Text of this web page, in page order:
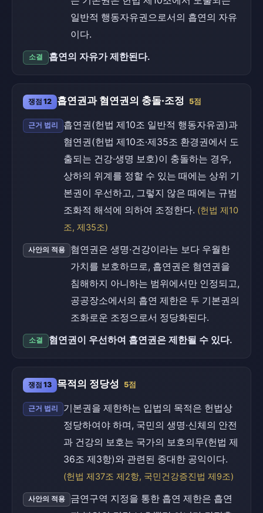
일반적 행동자유권으로서의 흡연의 자유
이다.
소결 흡연의 자유가 제한된다.
쟁점 12 흡연권과 혐연권의 충돌·조정 5점
근거 법리
흡연권(헌법 제10조 일반적 행동자유권)과
혐연권(헌법 제10조·제35조 환경권에서 도
출되는 건강·생명 보호)이 충돌하는 경우,
상하의 위계를 정할 수 있는 때에는 상위 기
본권이 우선하고, 그렇지 않은 때에는 규범
조화적 해석에 의하여 조정한다. (헌법 제10
조, 제35조)
사안의 적용
혐연권은 생명·건강이라는 보다 우월한
가치를 보호하므로, 흡연권은 혐연권을
침해하지 아니하는 범위에서만 인정되고,
공공장소에서의 흡연 제한은 두 기본권의
조화로운 조정으로서 정당화된다.
소결 혐연권이 우선하여 흡연권은 제한될 수 있다.
쟁점 13 목적의 정당성 5점
근거 법리
기본권을 제한하는 입법의 목적은 헌법상
정당하여야 하며, 국민의 생명·신체의 안전
과 건강의 보호는 국가의 보호의무(헌법 제
36조 제3항)와 관련된 중대한 공익이다.
(헌법 제37조 제2항, 국민건강증진법 제9조)
사안의 적용
금연구역 지정을 통한 흡연 제한은 흡연